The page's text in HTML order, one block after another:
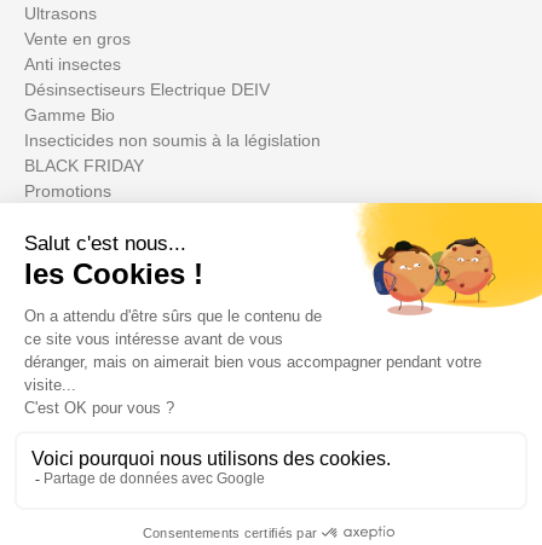
Ultrasons
Vente en gros
Anti insectes
Désinsectiseurs Electrique DEIV
Gamme Bio
Insecticides non soumis à la législation
BLACK FRIDAY
Promotions
Il tuo account
Informations